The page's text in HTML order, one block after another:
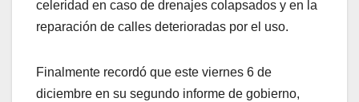
celeridad en caso de drenajes colapsados y en la
reparación de calles deterioradas por el uso.
Finalmente recordó que este viernes 6 de
diciembre en su segundo informe de gobierno,